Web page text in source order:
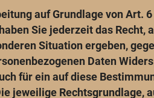
auf Grundlage von Art.
Sie jederzeit das Recht,
Situation ergeben,
Daten
für ein auf diese
jeweilige Rechtsgrundlage,